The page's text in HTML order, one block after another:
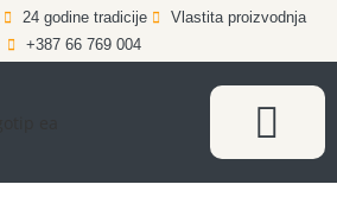
24 godine tradicije
Vlastita proizvodnja
+387 66 769 004